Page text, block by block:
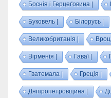
Боснія і Герцеґовина |
Буковель | Білорусь |
Великобританія |
Вірменія | Гаваї |
Гватемала | Греція |
Дніпропетровщина |